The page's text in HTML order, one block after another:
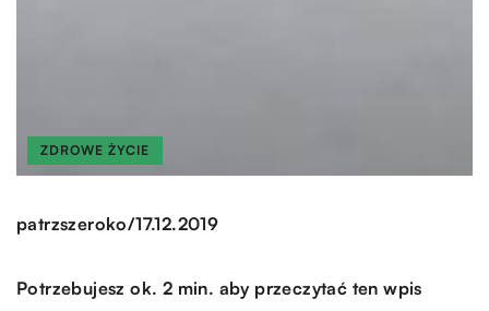
ZDROWE ŻYCIE
patrzszeroko/17.12.2019
Potrzebujesz ok. 2 min. aby przeczytać ten wpis